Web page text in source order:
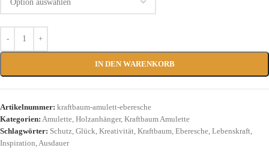
IN DEN WARENKORB
Artikelnummer: kraftbaum-amulett-eberesche
Kategorien: Amulette, Holzanhänger, Kraftbaum Amulette
Schlagwörter: Schutz, Glück, Kreativität, Kraftbaum, Eberesche, Lebenskraft,
Inspiration,Ausdauer